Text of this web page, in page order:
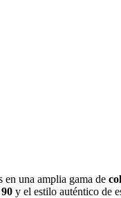
una amplia gama de
90 y el estilo auténtico de